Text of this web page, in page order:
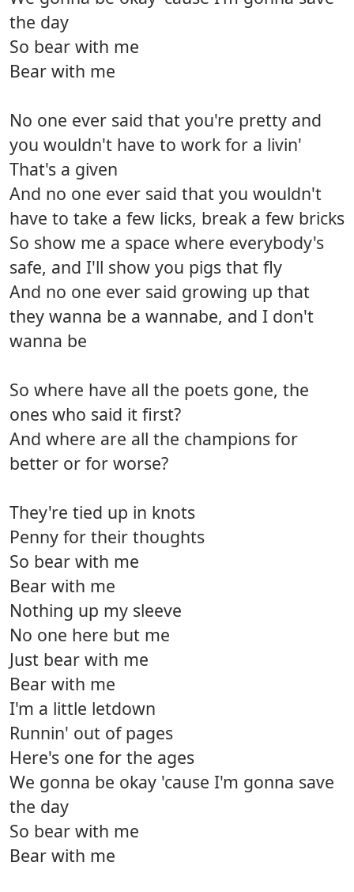
the day
So bear with me
Bear with me
No one ever said that you're pretty and
you wouldn't have to work for a livin'
That's a given
And no one ever said that you wouldn't
have to take a few licks, break a few bricks
So show me a space where everybody's
safe, and I'll show you pigs that fly
And no one ever said growing up that
they wanna be a wannabe, and I don't
wanna be
So where have all the poets gone, the
ones who said it first?
And where are all the champions for
better or for worse?
They're tied up in knots
Penny for their thoughts
So bear with me
Bear with me
Nothing up my sleeve
No one here but me
Just bear with me
Bear with me
I'm a little letdown
Runnin' out of pages
Here's one for the ages
We gonna be okay 'cause I'm gonna save
the day
So bear with me
Bear with me